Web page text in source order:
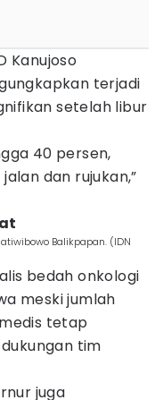
Kanujoso
terjadi
setelah libur
40 persen,
dan rujukan,”
Balikpapan. (IDN
bedah onkologi
meski jumlah
tetap
tim
juga